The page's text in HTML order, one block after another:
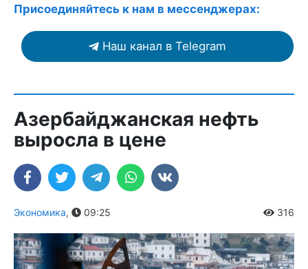
Присоединяйтесь к нам в мессенджерах:
Наш канал в Telegram
Азербайджанская нефть
выросла в цене
Экономика, 09:25 316